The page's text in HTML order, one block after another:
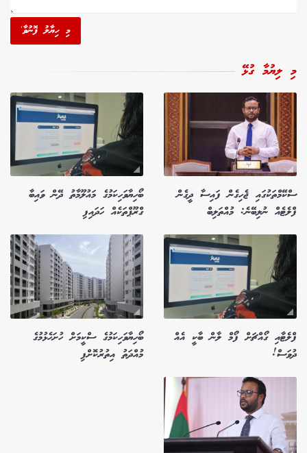
މި ހިޔާލު ފޮނުވާ'
މި ލިޔުމާ ގުޅޭ
ސްކޭމްތަކުގައި ޖެހިގެން ފައިސާ ދީގެން
ފްލެޓެއް ނުލިބޭނެ: މުއްތަލިބް
ބޯހިޔާވަހިކަމުގެ މައުލޫމާތު ދޭން ވައިބާ
ގްރޫޕްތަކެއް ހަދައިފި
ފްލެޓާއި ގޯއްޗަށް ފޯމް ލާން ބާކީ އެއް
ދުވަސް!
ބޯހިޔާވަހިކަމުގެ ސްކީމަށް ހުށަހެޅުމުގެ
މުއްދަތު އިތުރުކޮށްފި